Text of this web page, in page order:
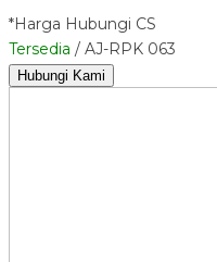
*Harga Hubungi CS
Tersedia / AJ-RPK 063
Hubungi Kami